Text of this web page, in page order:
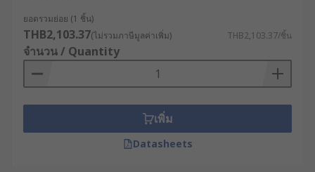
เครื่องดูดฝุ่นออกแบบมาหลายรูปทรงเพื่อตอบสนองต่อ
พื้นที่และรูปแบบการทำความสะอาดที่แตกต่างกัน
ได้แก่
เครื่องดูดฝุ่นทรงตั้ง : โดยทั่วไปมักจะประกอบด้วย
หัวแปรงแบบมอเตอร์และมีพื้นที่หน้ากว้างในการ
ทำความสะอาด จึงเหมาะอย่างยิ่งสำหรับพื้นพรม
ขนาดใหญ่ มีความจุสูงทำให้ไม่ต้องนำเศษฝุ่นไป
ทิ้งบ่อย ๆ นอกจากนี้ยังเหมาะกับการใช้งานระยะ
ยอดรวมย่อย (1 ชิ้น)
THB2,103.37(ไม่รวมภาษีมูลค่าเพิ่ม) THB2,103.37/ชิ้น
จำนวน / Quantity
เพิ่ม
Datasheets